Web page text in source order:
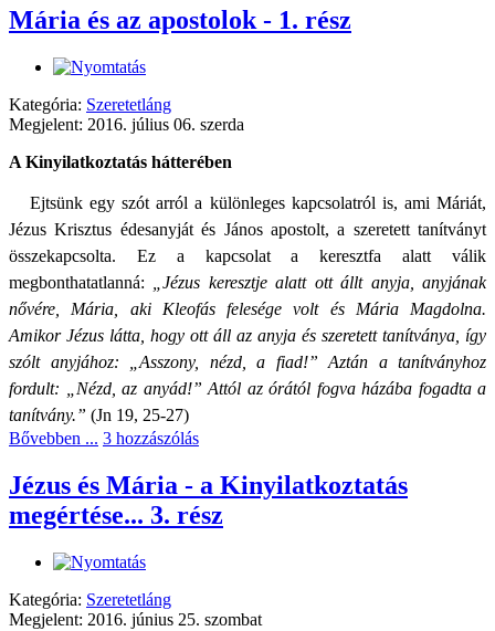
Mária és az apostolok - 1. rész
Kategória: Szeretetláng
Megjelent: 2016. július 06. szerda
A Kinyilatkoztatás hátterében
Ejtsünk egy szót arról a különleges kapcsolatról is, ami Máriát,
Jézus Krisztus édesanyját és János apostolt, a szeretett tanítványt
összekapcsolta. Ez a kapcsolat a keresztfa alatt válik
megbonthatatlanná:
„Jézus keresztje alatt ott állt anyja, anyjának
nővére, Mária, aki Kleofás felesége volt és Mária Magdolna.
Amikor Jézus látta, hogy ott áll az anyja és szeretett tanítványa, így
szólt anyjához: „Asszony, nézd, a fiad!” Aztán a tanítványhoz
fordult: „Nézd, az anyád!” Attól az órától fogva házába fogadta a
tanítvány.” (Jn 19, 25-27)
Bővebben ... 3 hozzászólás
Jézus és Mária - a Kinyilatkoztatás
megértése... 3. rész
Kategória: Szeretetláng
Megjelent: 2016. június 25. szombat